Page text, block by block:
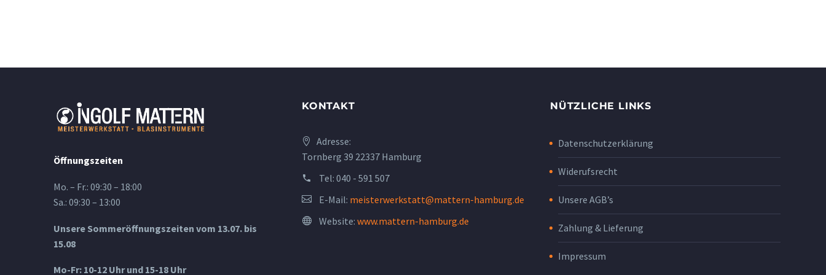
Öffnungszeiten
Mo. – Fr.: 09:30 – 18:00
Sa.: 09:30 – 13:00
Unsere Sommeröffnungszeiten vom 13.07. bis
15.08
Mo-Fr: 10-12 Uhr und 15-18 Uhr
KONTAKT
Adresse:
Tornberg 39 22337 Hamburg
Tel: 040 - 591 507
E-Mail: meisterwerkstatt@mattern-hamburg.de
Website: www.mattern-hamburg.de
NÜTZLICHE LINKS
Datenschutzerklärung
Widerufsrecht
Unsere AGB’s
Zahlung & Lieferung
Impressum